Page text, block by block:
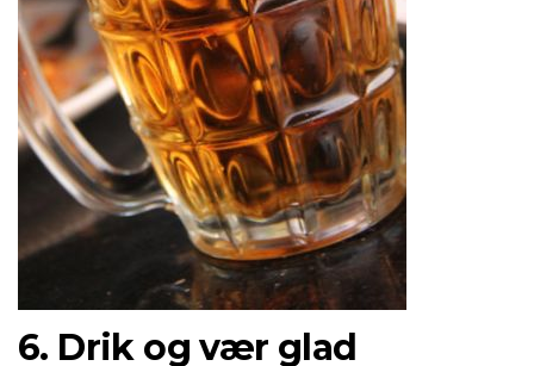
6. Drik og vær glad